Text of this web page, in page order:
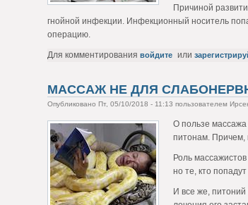
Причиной
гнойной инфекции. Инфекционный носитель
операцию.
Для комментирования войдите или
МАССАЖ НЕ ДЛЯ
Опубликовано Пт, 05/10/2018 - 11:13 пользователем
О пользе массажа
питонам. Причем,
Роль
но те, кто
И все же,